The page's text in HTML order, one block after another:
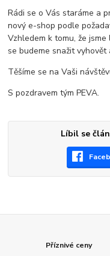
Rádi se o Vás staráme a
nový e-shop podle
Vzhledem k tomu, že
se budeme snažit
Těšíme se na Vaši
S pozdravem tým PEVA.
Líbil se
Příznivé ceny